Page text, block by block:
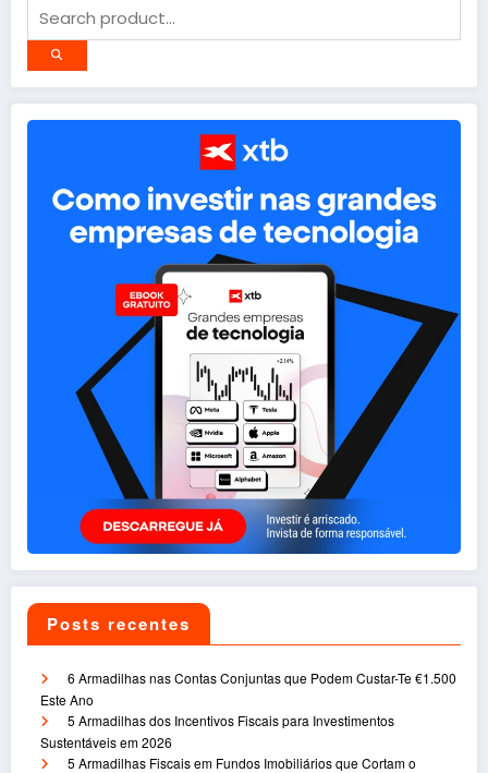
Posts recentes
6 Armadilhas nas Contas Conjuntas que Podem Custar-Te €1.500
Este Ano
5 Armadilhas dos Incentivos Fiscais para Investimentos
Sustentáveis em 2026
5 Armadilhas Fiscais em Fundos Imobiliários que Cortam o